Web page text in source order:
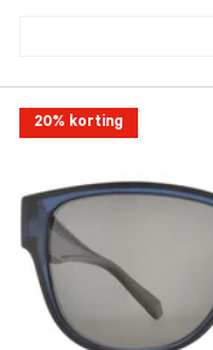
20% korting